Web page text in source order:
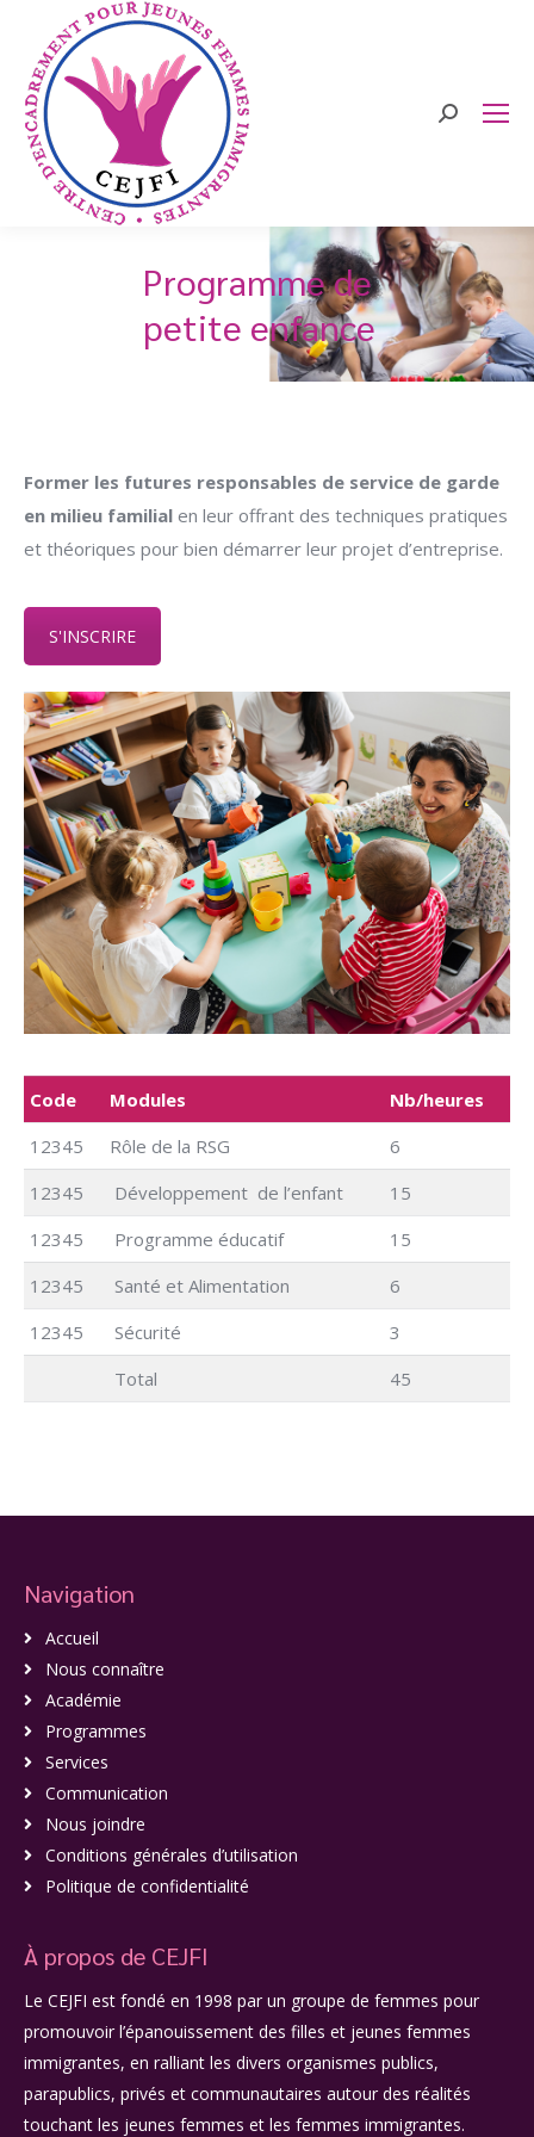
Search:
Programme de
petite enfance
Former les futures responsables de service de garde
en milieu familial en leur offrant des techniques pratiques
et théoriques pour bien démarrer leur projet d’entreprise.
S'INSCRIRE
Code Modules
Nb/heures
12345
Rôle de la RSG
6
12345
Développement de l’enfant
15
12345
Programme éducatif
15
12345
Santé et Alimentation
6
12345
Sécurité
3
Total
45
Navigation
Accueil
Nous connaître
Académie
Programmes
Services
Communication
Nous joindre
Conditions générales d’utilisation
Politique de confidentialité
À propos de CEJFI
Le CEJFI est fondé en 1998 par un groupe de femmes pour
promouvoir l’épanouissement des filles et jeunes femmes
immigrantes, en ralliant les divers organismes publics,
parapublics, privés et communautaires autour des réalités
touchant les jeunes femmes et les femmes immigrantes.